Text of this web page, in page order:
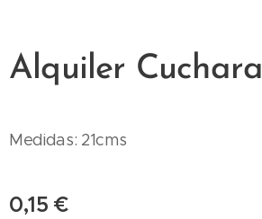
Alquiler Cuchara
Medidas: 21cms
0,15 €